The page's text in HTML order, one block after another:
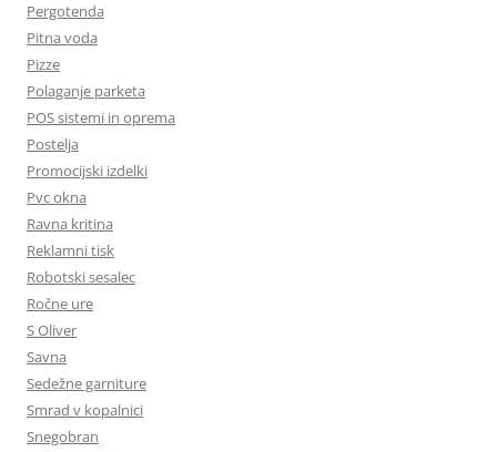
Pergotenda
Pitna voda
Pizze
Polaganje parketa
POS sistemi in oprema
Postelja
Promocijski izdelki
Pvc okna
Ravna kritina
Reklamni tisk
Robotski sesalec
Ročne ure
S Oliver
Savna
Sedežne garniture
Smrad v kopalnici
Snegobran